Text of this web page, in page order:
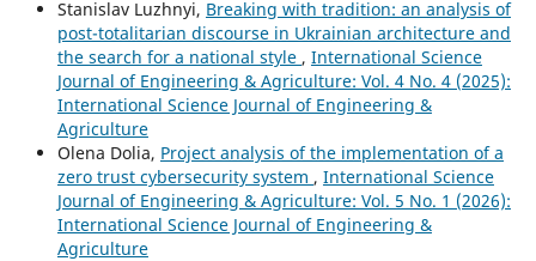
Stanislav Luzhnyi, Breaking with tradition: an analysis of
post-totalitarian discourse in Ukrainian architecture and
the search for a national style , International Science
Journal of Engineering & Agriculture: Vol. 4 No. 4 (2025):
International Science Journal of Engineering &
Agriculture
Olena Dolia, Project analysis of the implementation of a
zero trust cybersecurity system , International Science
Journal of Engineering & Agriculture: Vol. 5 No. 1 (2026):
International Science Journal of Engineering &
Agriculture